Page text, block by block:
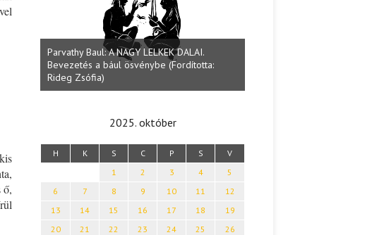
ő,
Parvathy Baul: A NAGY LELKEK DALAI.
Bevezetés a bául ösvénybe (Fordította:
Rideg Zsófia)
2025. október
H K S C P S V
1 2 3 4
5
6
7 8 9 10 11
12
13
14 15 16 17 18
19
20
21 22 23 24 25
26